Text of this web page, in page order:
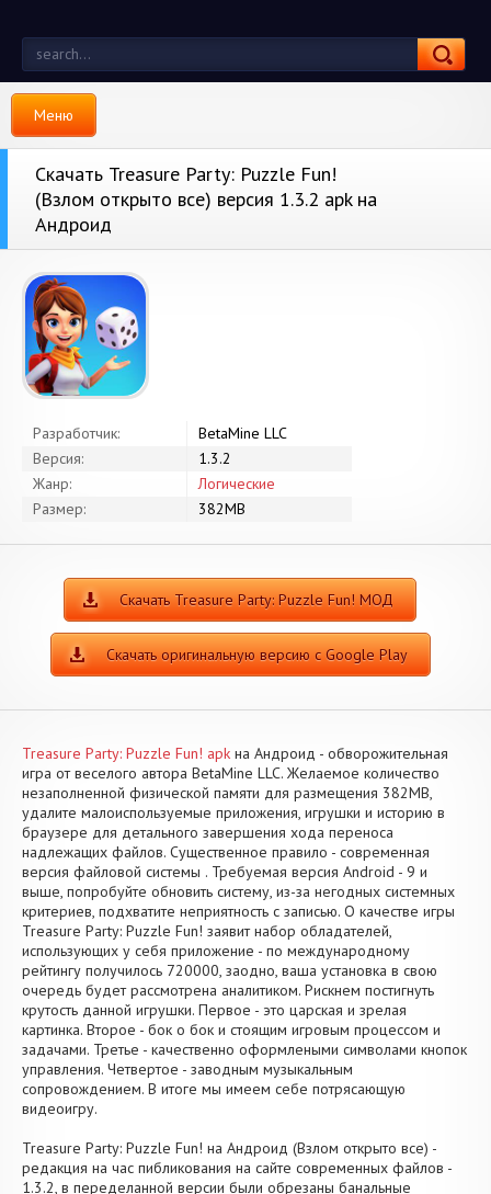
Меню
Скачать Treasure Party: Puzzle Fun!
(Взлом открыто все) версия 1.3.2 apk на
Андроид
Разработчик:
BetaMine LLC
Версия:
1.3.2
Жанр:
Логические
Размер:
382MB
Скачать Treasure Party: Puzzle Fun! МОД
Скачать оригинальную версию с Google Play
Treasure Party: Puzzle Fun! apk на Андроид - обворожительная
игра от веселого автора BetaMine LLC. Желаемое количество
незаполненной физической памяти для размещения 382MB,
удалите малоиспользуемые приложения, игрушки и историю в
браузере для детального завершения хода переноса
надлежащих файлов. Существенное правило - современная
версия файловой системы . Требуемая версия Android - 9 и
выше, попробуйте обновить систему, из-за негодных системных
критериев, подхватите неприятность с записью. О качестве игры
Treasure Party: Puzzle Fun! заявит набор обладателей,
использующих у себя приложение - по международному
рейтингу получилось 720000, заодно, ваша установка в свою
очередь будет рассмотрена аналитиком. Рискнем постигнуть
крутость данной игрушки. Первое - это царская и зрелая
картинка. Второе - бок о бок и стоящим игровым процессом и
задачами. Третье - качественно оформлеными символами кнопок
управления. Четвертое - заводным музыкальным
сопровождением. В итоге мы имеем себе потрясающую
видеоигру.
Treasure Party: Puzzle Fun! на Андроид (Взлом открыто все) -
редакция на час пибликования на сайте современных файлов -
1.3.2, в переделанной версии были обрезаны банальные